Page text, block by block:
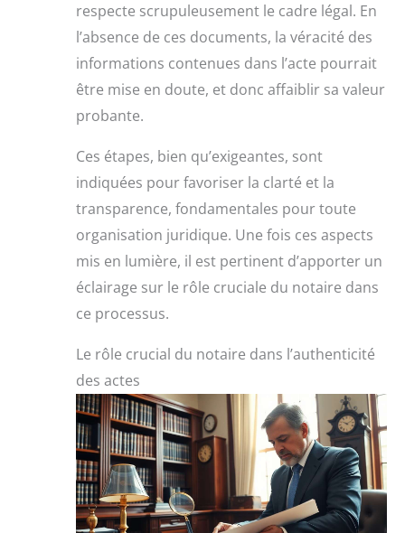
respecte scrupuleusement le cadre légal. En
l’absence de ces documents, la véracité des
informations contenues dans l’acte pourrait
être mise en doute, et donc affaiblir sa valeur
probante.
Ces étapes, bien qu’exigeantes, sont
indiquées pour favoriser la clarté et la
transparence, fondamentales pour toute
organisation juridique. Une fois ces aspects
mis en lumière, il est pertinent d’apporter un
éclairage sur le rôle cruciale du notaire dans
ce processus.
Le rôle crucial du notaire dans l’authenticité
des actes